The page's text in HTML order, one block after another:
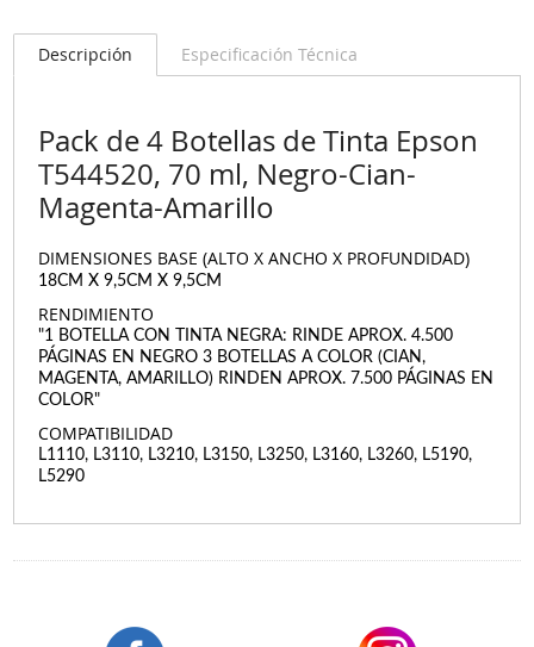
Descripción Especificación Técnica
Pack de 4 Botellas de Tinta Epson
T544520, 70 ml, Negro-Cian-
Magenta-Amarillo
DIMENSIONES BASE (ALTO X ANCHO X PROFUNDIDAD)
18CM X 9,5CM X 9,5CM
RENDIMIENTO
"1 BOTELLA CON TINTA NEGRA: RINDE APROX. 4.500
PÁGINAS EN NEGRO 3 BOTELLAS A COLOR (CIAN,
MAGENTA, AMARILLO) RINDEN APROX. 7.500 PÁGINAS EN
COLOR"
COMPATIBILIDAD
L1110, L3110, L3210, L3150, L3250, L3160, L3260, L5190,
L5290